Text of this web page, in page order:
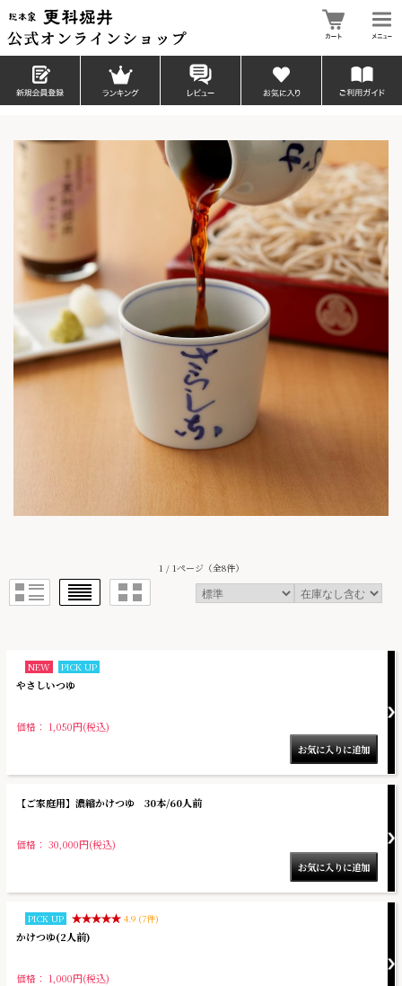
1 / 1ページ（全8件）
NEW PICK UP
やさしいつゆ
価格： 1,050円(税込)
【ご家庭用】濃縮かけつゆ 30本/60人前
価格： 30,000円(税込)
PICK UP 4.9 (7件)
かけつゆ(2人前)
価格： 1,000円(税込)